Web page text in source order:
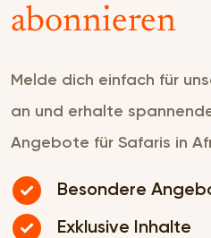
abonnieren
Melde dich einfach für
an und erhalte
Angebote für Safaris in
Besondere
Exklusive Inhalte